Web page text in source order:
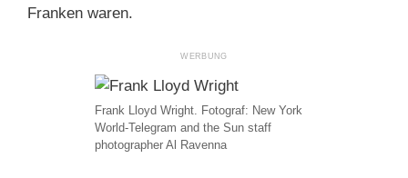
Franken waren.
Frank Lloyd Wright. Fotograf: New York
World-Telegram and the Sun staff
photographer Al Ravenna